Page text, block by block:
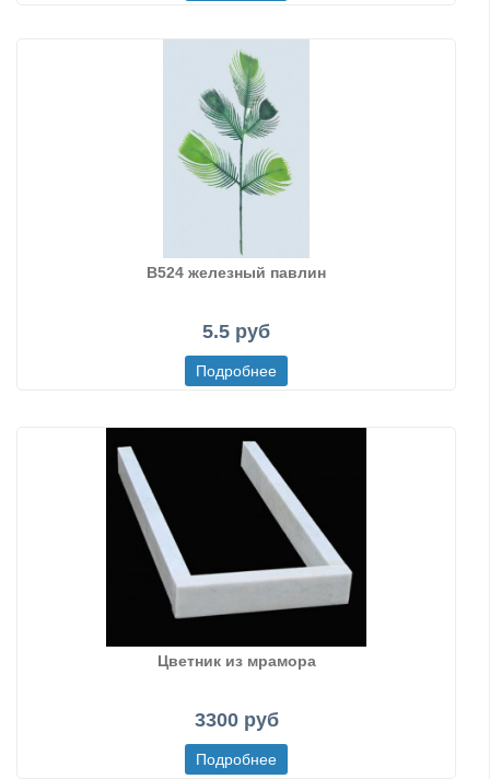
В524 железный павлин
5.5 руб
Цветник из мрамора
3300 руб